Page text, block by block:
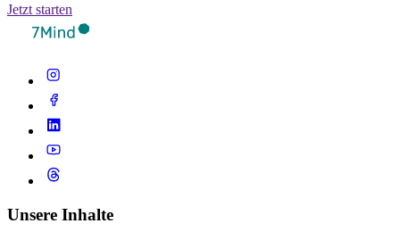
Jetzt starten
Unsere Inhalte